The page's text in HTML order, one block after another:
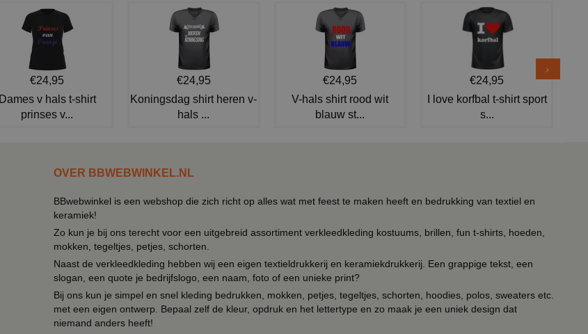
€24,95
Dames v hals t-shirt
prinses v...
€24,95
Koningsdag shirt heren v-
hals ...
€24,95
V-hals shirt rood wit
blauw st...
€24,95
I love korfbal t-shirt sport
s...
OVER BBWEBWINKEL.NL
BBwebwinkel is een webshop die zich richt op alles wat met feest te maken heeft en bedrukking van textiel en
keramiek!
Zo kun je bij ons terecht voor een uitgebreid assortiment verkleedkleding kostuums, brillen, fun t-shirts, hoeden,
mokken, tegeltjes, petjes, schorten.
Naast de verkleedkleding hebben wij een eigen textieldrukkerij en keramiekdrukkerij. Een grappige tekst, een
slogan, een quote je bedrijfslogo, een naam, foto of een unieke print?
Bij ons kun je simpel en snel kleding bedrukken, mokken, petjes, tegeltjes, schorten, hoodies, polos, sweaters etc.
met een eigen ontwerp. Bepaal zelf de kleur, opdruk en het lettertype en zo maak je een uniek design dat
niemand anders heeft!